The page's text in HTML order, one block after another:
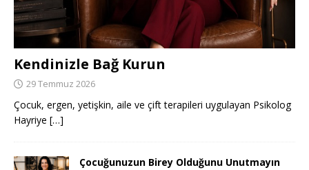
Kendinizle Bağ Kurun
29 Temmuz 2026
Çocuk, ergen, yetişkin, aile ve çift terapileri uygulayan Psikolog
Hayriye […]
Çocuğunuzun Birey Olduğunu Unutmayın